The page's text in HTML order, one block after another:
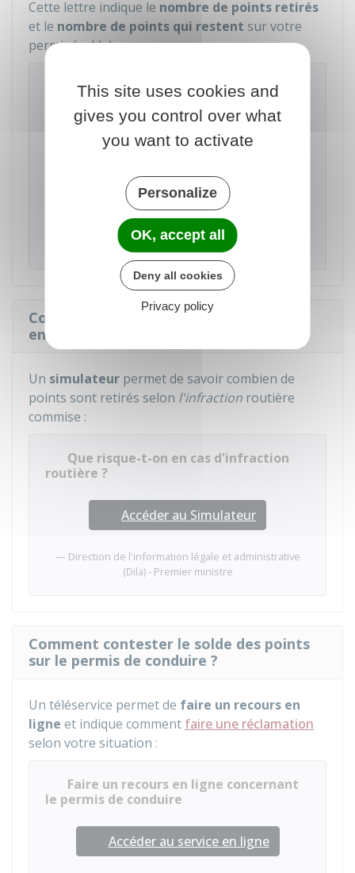
Cette lettre indique le nombre de points retirés
et le nombre de points qui restent sur votre
permis (solde).
À noter
D'IMMATRICULATION DU VÉHICULE(ex-carte
grise) doitÊTRE À JOUR. En cas de changement
. Si vous avez déménagé sans
faire modifier l'adresse sur le certificat
d'immatriculation, vous ne pouvez pas contester
le retrait de points en invoquant une absence
d'information.
Combien de points par infraction sont
enlevés du permis de conduire ?
Un simulateur permet de savoir combien de
points sont retirés selon l'infraction routière
commise :
Que risque-t-on en cas d'infraction
routière ?
Accéder au Simulateur
Direction de l'information légale et administrative
(Dila) - Premier ministre
Comment contester le solde des points
sur le permis de conduire ?
Un téléservice permet de faire un recours en
ligne et indique comment faire une réclamation
selon votre situation :
Faire un recours en ligne concernant
le permis de conduire
Accéder au service en ligne
This site uses cookies and
gives you control over what
you want to activate
Personalize
OK, accept all
Deny all cookies
Privacy policy